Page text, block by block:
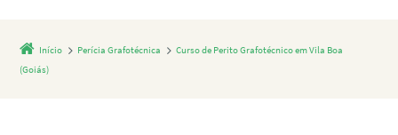
Início Perícia Grafotécnica
Curso de Perito Grafotécnico em Vila Boa
(Goiás)